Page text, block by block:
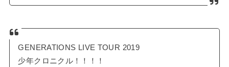
GENERATIONS LIVE TOUR 2019
少年クロニクル！！！！